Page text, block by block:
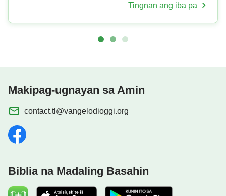
Tingnan ang iba pa
Makipag-ugnayan sa Amin
contact.tl@vangelodioggi.org
Biblia na Madaling Basahin